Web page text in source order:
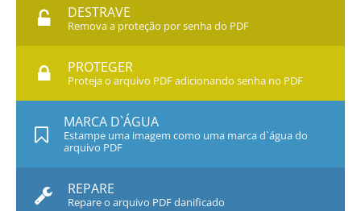
DESTRAVE
Remova a proteção por senha do PDF
PROTEGER
Proteja o arquivo PDF adicionando senha no PDF
MARCA D`ÁGUA
Estampe uma imagem como uma marca d`água do
arquivo PDF
REPARE
Repare o arquivo PDF danificado